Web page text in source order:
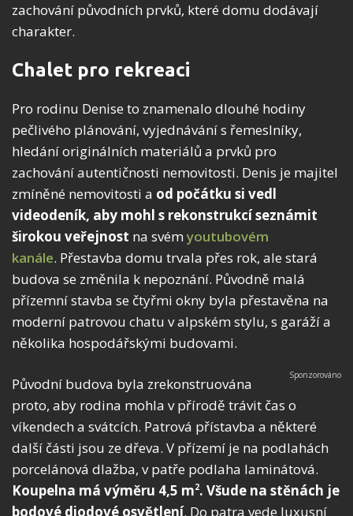
zachování původních prvků, které domu dodávají
charakter.
Chalet pro rekreaci
Pro rodinu Denise to znamenalo dlouhé hodiny
pečlivého plánování, vyjednávání s řemeslníky,
hledání originálních materiálů a prvků pro
zachování autentičnosti nemovitosti. Denis je majitel
zmíněné nemovitosti a od počátku si vedl
videodeník, aby mohl s rekonstrukcí seznámit
širokou veřejnost na svém youtubovém
kanále. Přestavba domu trvala přes rok, ale stará
budova se změnila k nepoznání. Původně malá
přízemní stavba se čtyřmi okny byla přestavěna na
moderní patrovou chatu v alpském stylu, s garáží a
několika hospodářskými budovami.
Původní budova byla zrekonstruována
proto, aby rodina mohla v přírodě trávit čas o
víkendech a svátcích. Patrová přístavba a některé
další části jsou ze dřeva. V přízemí je na podlahách
porcelánová dlažba, v patře podlaha laminátová.
Koupelna má výměru 4,5 m2. Všude na stěnách je
bodové diodové osvětlení. Do patra vede luxusní